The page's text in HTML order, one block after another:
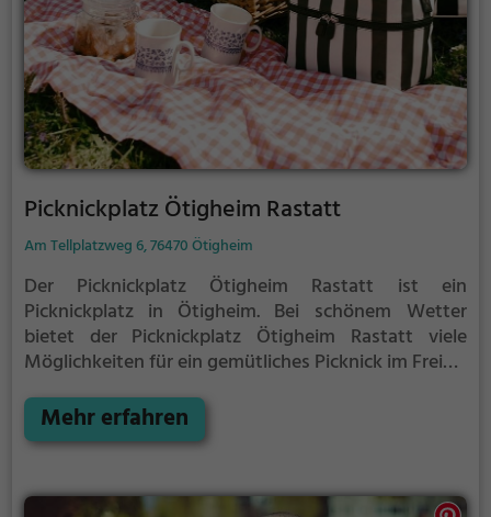
Picknickplatz Ötigheim Rastatt
Am Tellplatzweg 6, 76470 Ötigheim
Der Picknickplatz Ötigheim Rastatt ist ein
Picknickplatz in Ötigheim. Bei schönem Wetter
bietet der Picknickplatz Ötigheim Rastatt viele
Möglichkeiten für ein gemütliches Picknick im Freien.
Pause zwischendurch, der Picknickplatz Ötigheim
Rastatt ist der perfekte Ort, um die Akkus wieder
Himmel zu genießen.
Mehr erfahren